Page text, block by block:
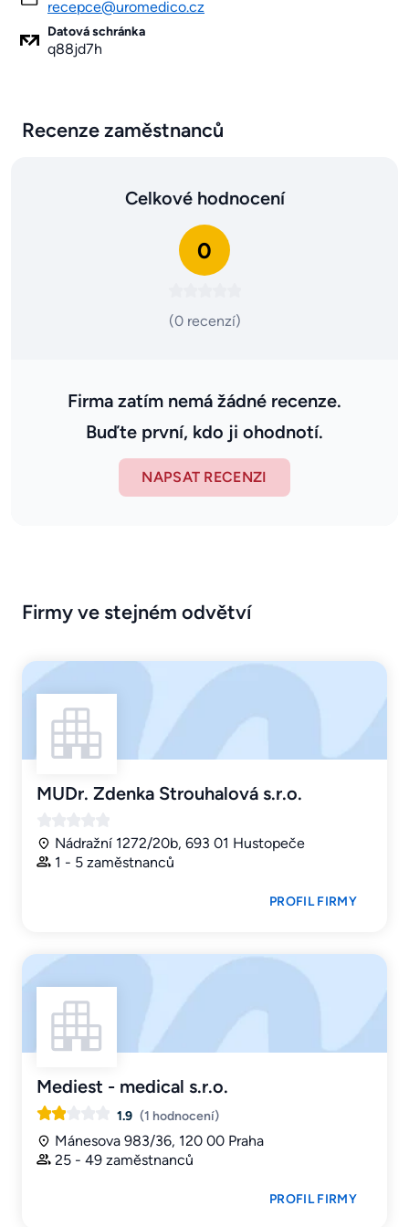
recepce@uromedico.cz
Datová schránka
q88jd7h
Recenze zaměstnanců
Celkové hodnocení
0
(0 recenzí)
Firma zatím nemá žádné recenze.
Buďte první, kdo ji ohodnotí.
NAPSAT RECENZI
Firmy ve stejném odvětví
MUDr. Zdenka Strouhalová s.r.o.
Nádražní 1272/20b, 693 01 Hustopeče
1 - 5 zaměstnanců
PROFIL FIRMY
Mediest - medical s.r.o.
1.9 (1 hodnocení)
Mánesova 983/36, 120 00 Praha
25 - 49 zaměstnanců
PROFIL FIRMY